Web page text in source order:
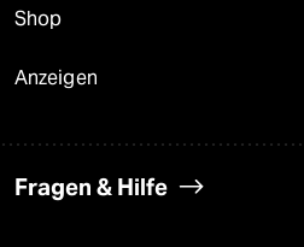
Shop
Anzeigen
Fragen & Hilfe